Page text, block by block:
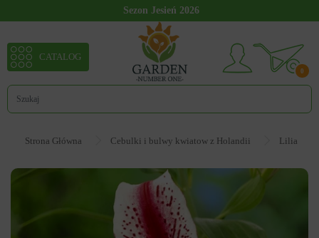
Sezon Jesień 2026
0
CATALOG
Strona Główna Cebulki i bulwy kwiatow z Holandii Lilia